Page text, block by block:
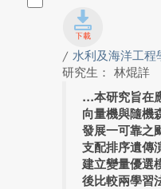
/ 水利及海洋工程
研究生： 林焜詳
本研究旨在
向量機與隨機
發展一可靠之
支配排序遺傳
建立變量優選
後比較兩學習